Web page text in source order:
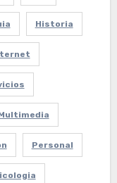
Historia
Personal